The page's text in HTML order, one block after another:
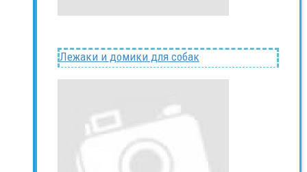
Лежаки и домики для собак